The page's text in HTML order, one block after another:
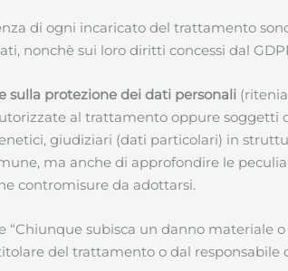
di ogni incaricato del trattamento
nonchè sui loro diritti concessi dal
sulla protezione dei dati personali
al trattamento oppure soggetti
giudiziari (dati particolari) in
ma anche di approfondire le
contromisure da adottarsi.
“Chiunque subisca un danno
del trattamento o dal responsabile